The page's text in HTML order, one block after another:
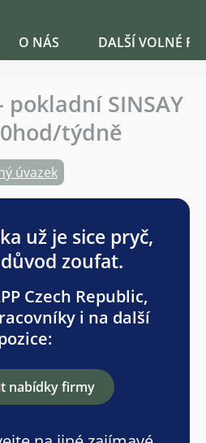
O NÁS DALŠÍ VOLNÉ
SINSAY
týdně
úvazek
už je sice pryč,
zoufat.
Czech Republic,
i na další
nabídky firmy